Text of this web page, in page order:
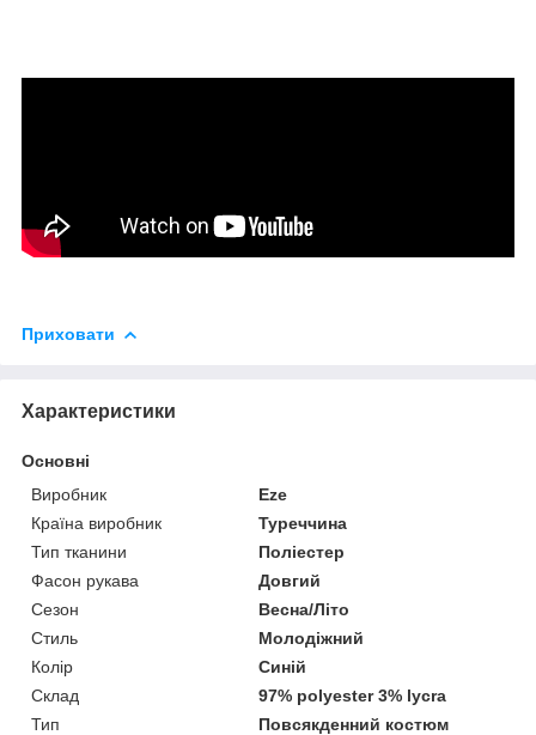
Приховати
Характеристики
Основні
Виробник
Eze
Країна виробник
Туреччина
Тип тканини
Поліестер
Фасон рукава
Довгий
Сезон
Весна/Літо
Стиль
Молодіжний
Колір
Синій
Склад
97% polyester 3% lycra
Тип
Повсякденний костюм